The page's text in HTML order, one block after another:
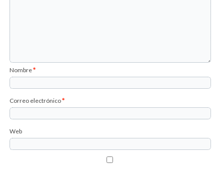
Nombre*
Correo electrónico*
Web